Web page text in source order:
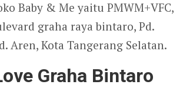
Baby & Me yaitu PMWM+VFC,
graha raya bintaro, Pd.
Aren, Kota Tangerang Selatan.
Graha Bintaro